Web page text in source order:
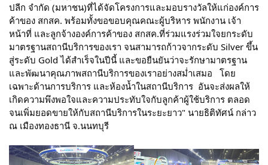
ปลีก จำกัด (มหาชน)ที่ได้จัดโครงการและมอบรางวัลให้แก่องค์การ
ค้าของ สกสค. พร้อมทั้งขอขอบคุณคณะผู้บริหาร พนักงาน เจ้า
หน้าที่ และลูกจ้างองค์การค้าของ สกสค.ที่ร่วมแรงร่วมใจยกระดับ
มาตรฐานสถานีบริการของเรา จนสามารถก้าวจากระดับ Silver ขึ้น
สู่ระดับ Gold ได้สำเร็จในปีนี้ และขอยืนยันว่าจะรักษามาตรฐาน
และพัฒนาคุณภาพสถานีบริการของเราอย่างสม่ำเสมอ   โดย
เฉพาะด้านการบริการ และห้องน้ำในสถานีบริการ  อันจะส่งผลให้
เกิดความพึงพอใจและความประทับใจกับลูกค้าผู้ใช้บริการ ตลอด
จนเพิ่มยอดขายให้กับสถานีบริการในระยะยาว" นายธิติทัศน์ กล่าว
ณ เมืองทองธานี จ.นนทบุรี